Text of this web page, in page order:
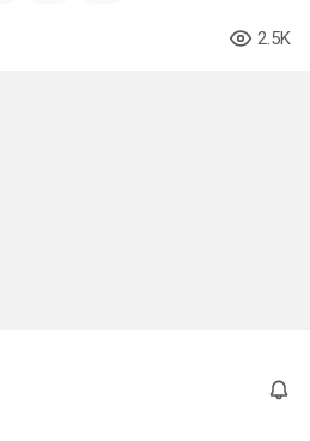
2.5K